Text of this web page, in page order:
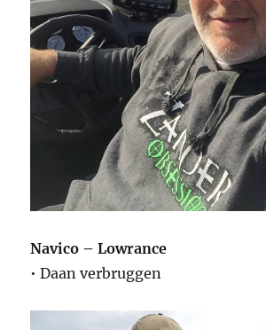
Navico – Lowrance
• Daan verbruggen